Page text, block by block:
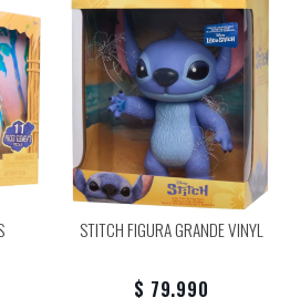
STITCH FIGURA GRANDE VINYL
$ 79.990